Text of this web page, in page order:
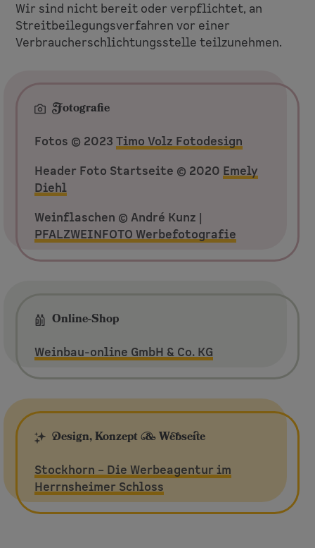
Wir sind nicht bereit oder verpflichtet, an
Streitbeilegungsverfahren vor einer
Verbraucherschlichtungsstelle teilzunehmen.
Fotografie
Fotos © 2023Timo Volz Fotodesign
Header Foto Startseite © 2020 Emely
Diehl
Weinflaschen © André Kunz |
PFALZWEINFOTO Werbefotografie
Online-Shop
Weinbau-online GmbH & Co. KG
Design, Konzept & Webseite
Stockhorn – Die Werbeagentur im
Herrnsheimer Schloss